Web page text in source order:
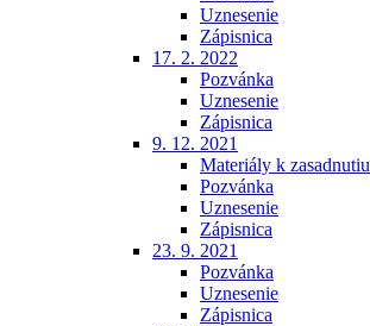
Uznesenie
Zápisnica
17. 2. 2022
Pozvánka
Uznesenie
Zápisnica
9. 12. 2021
Materiály k zasadnutiu
Pozvánka
Uznesenie
Zápisnica
23. 9. 2021
Pozvánka
Uznesenie
Zápisnica